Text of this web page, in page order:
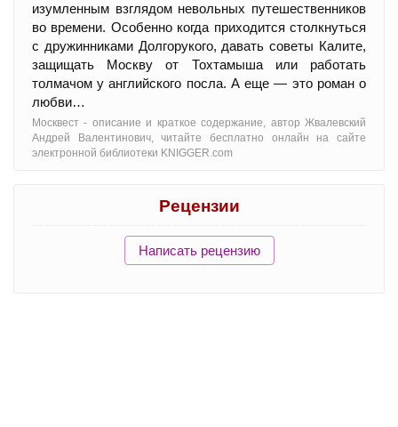
изумленным взглядом невольных путешественников
во времени. Особенно когда приходится столкнуться
с дружинниками Долгорукого, давать советы Калите,
защищать Москву от Тохтамыша или работать
толмачом у английского посла. А еще — это роман о
любви…
Москвест - oписание и краткое содержание, автор Жвалевский
Андрей Валентинович, читайте бесплатно онлайн на сайте
электронной библиотеки KNIGGER.com
Рецензии
Написать рецензию